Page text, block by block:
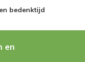
bedenktijd
en